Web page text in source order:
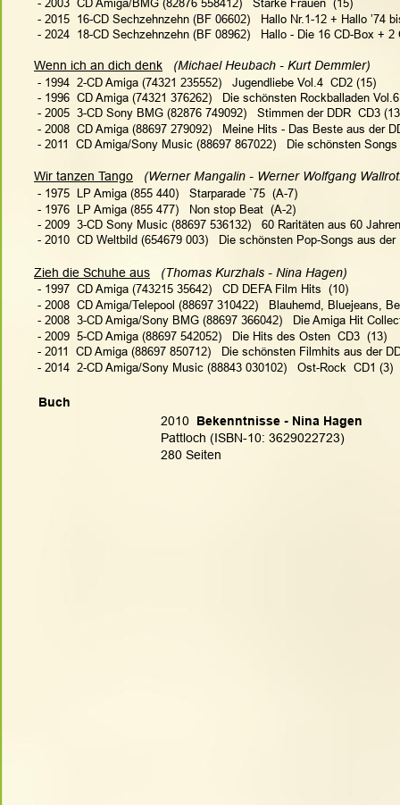
- 2015  16-CD Sechzehnzehn (BF 06602)   Hallo Nr.1-12 + Hallo ’74
- 2024  18-CD Sechzehnzehn (BF 08962)   Hallo - Die 16 CD-Box +
Wenn ich an dich denk
   (Michael Heubach - Kurt Demmler)
- 1994  2-CD Amiga (74321 235552)   Jugendliebe Vol.4  CD2 (15)
- 1996  CD Amiga (74321 376262)   Die schönsten Rockballaden
- 2005  3-CD Sony BMG (82876 749092)   Stimmen der DDR  CD3
- 2008  CD Amiga (88697 279092)   Meine Hits - Das Beste aus der
- 2011  CD Amiga/Sony Music (88697 867022)   Die schönsten
Wir tanzen Tango
(Werner Mangalin - Werner Wolfgang
- 1975  LP Amiga (855 440)   Starparade `75  (A-7)
- 1976  LP Amiga (855 477)   Non stop Beat  (A-2)
- 2009  3-CD Sony Music (88697 536132)   60 Raritäten aus 60
- 2010  CD Weltbild (654679 003)   Die schönsten Pop-Songs aus der
Zieh die Schuhe aus
   (Thomas Kurzhals - Nina Hagen)
- 1997  CD Amiga (743215 35642)   CD DEFA Film Hits  (10)
- 2008  CD Amiga/Telepool (88697 310422)   Blauhemd, Bluejeans,
- 2008  3-CD Amiga/Sony BMG (88697 366042)   Die Amiga Hit
- 2009  5-CD Amiga (88697 542052)   Die Hits des Osten  CD3  (13)
- 2011  CD Amiga (88697 850712)   Die schönsten Filmhits aus der
- 2014  2-CD Amiga/Sony Music (88843 030102)   Ost-Rock  CD1 (3)
Buch
2010
  Bekenntnisse - Nina Hagen
Pattloch (ISBN-10: 3629022723)
280 Seiten